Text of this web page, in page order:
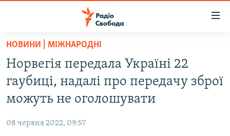
Перейти
основного
матеріалу
Перейти
до
основної
навігації
ВСЕ ЗА ДОБУ
СТАТТІ
ЕКОНОМІКА
РОСІЙСЬКА «ФІЛЬТРАЦІЯ»
НОВИНИ | МІЖНАРОДНІ
Норвегія передала Україні 22
гаубиці, надалі про передачу зброї
можуть не оголошувати
08 червня 2022, 09:57